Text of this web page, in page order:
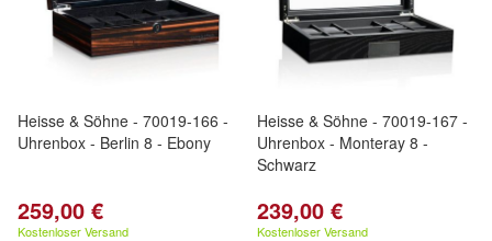
Heisse & Söhne - 70019-166 -
Uhrenbox - Berlin 8 - Ebony
259,00 €
Kostenloser Versand
Heisse & Söhne - 70019-167 -
Uhrenbox - Monteray 8 -
Schwarz
239,00 €
Kostenloser Versand